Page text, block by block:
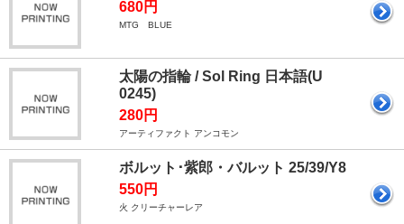
680円
MTG BLUE
太陽の指輪 / Sol Ring 日本語(U
0245)
280円
アーティファクト アンコモン
ボルット･紫郎・バルット 25/39/Y8
550円
火 クリーチャーレア